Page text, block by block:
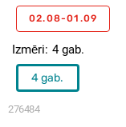
276484
Izmēri 4 gab.
4 gab.
02.08-01.09